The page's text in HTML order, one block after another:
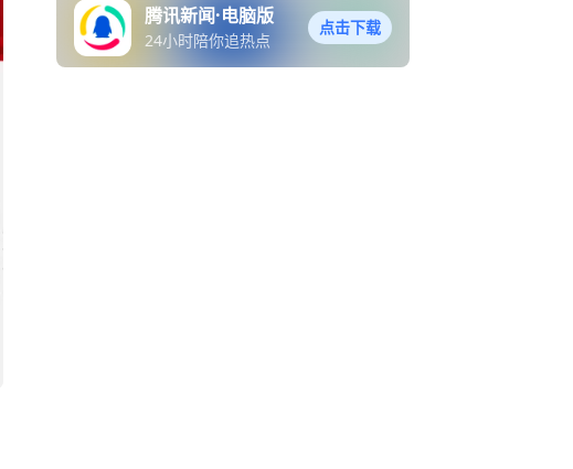
腾讯新闻·电脑版
24小时陪你追热点
点击下载